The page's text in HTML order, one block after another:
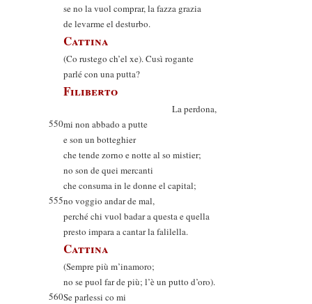
se no la vuol comprar, la fazza grazia
de levarme el desturbo.
Cattina
(Co rustego ch’el xe). Cusì rogante
parlé con una putta?
Filiberto
La perdona,
550mi non abbado a putte
e son un botteghier
che tende zorno e notte al so mistier;
no son de quei mercanti
che consuma in le donne el capital;
555no voggio andar de mal,
perché chi vuol badar a questa e quella
presto impara a cantar la falilella.
Cattina
(Sempre più m’inamoro;
no se puol far de più; l’è un putto d’oro).
560Se parlessi co mi